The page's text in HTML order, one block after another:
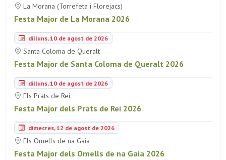
La Morana (Torrefeta i Florejacs)
Festa Major de La Morana 2026
dilluns, 10 de agost de 2026
Santa Coloma de Queralt
Festa Major de Santa Coloma de Queralt 2026
dilluns, 10 de agost de 2026
Els Prats de Rei
Festa Major dels Prats de Rei 2026
dimecres, 12 de agost de 2026
Els Omells de na Gaia
Festa Major dels Omells de na Gaia 2026